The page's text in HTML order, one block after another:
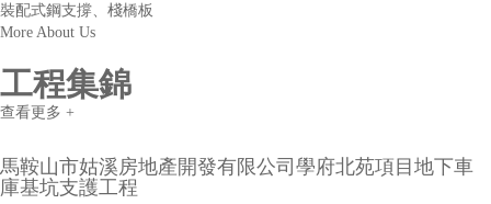
裝配式鋼支撐、棧橋板
More About Us
工程集錦
查看更多 +
馬鞍山市姑溪房地產開發有限公司學府北苑項目地下車
庫基坑支護工程